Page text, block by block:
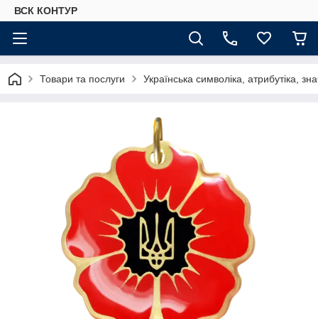
ВСК КОНТУР
Товари та послуги Українська символіка, атрибутіка,